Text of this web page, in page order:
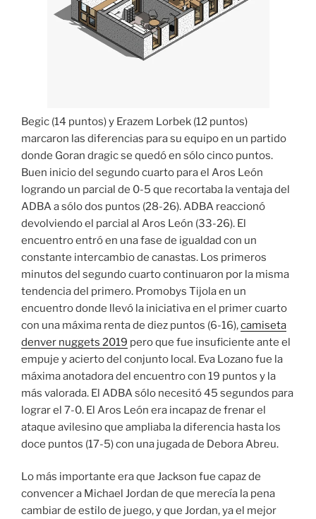
Begic (14 puntos) y Erazem Lorbek (12 puntos)
marcaron las diferencias para su equipo en un partido
donde Goran dragic se quedó en sólo cinco puntos.
Buen inicio del segundo cuarto para el Aros León
logrando un parcial de 0-5 que recortaba la ventaja del
ADBA a sólo dos puntos (28-26). ADBA reaccionó
devolviendo el parcial al Aros León (33-26). El
encuentro entró en una fase de igualdad con un
constante intercambio de canastas. Los primeros
minutos del segundo cuarto continuaron por la misma
tendencia del primero. Promobys Tijola en un
encuentro donde llevó la iniciativa en el primer cuarto
con una máxima renta de diez puntos (6-16),camiseta
denver nuggets 2019 pero que fue insuficiente ante el
empuje y acierto del conjunto local. Eva Lozano fue la
máxima anotadora del encuentro con 19 puntos y la
más valorada. El ADBA sólo necesitó 45 segundos para
lograr el 7-0. El Aros León era incapaz de frenar el
ataque avilesino que ampliaba la diferencia hasta los
doce puntos (17-5) con una jugada de Debora Abreu.
Lo más importante era que Jackson fue capaz de
convencer a Michael Jordan de que merecía la pena
cambiar de estilo de juego, y que Jordan, ya el mejor